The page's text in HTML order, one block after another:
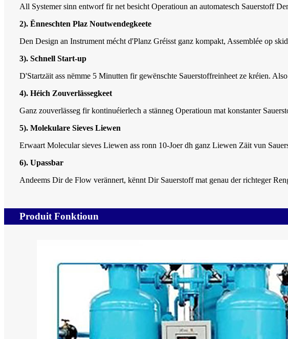
All Systemer sinn entworf fir net besicht Operatioun an automatesch Sauerstoff
2). Ënneschten Plaz Noutwendegkeete
Den Design an Instrument mécht d'Planz Gréisst ganz kompakt, Assemblée op
3). Schnell Start-up
D'Startzäit ass nëmme 5 Minutten fir gewënschte Sauerstoffreinheet ze kréien.
4). Héich Zouverlässegkeet
Ganz zouverlässeg fir kontinuéierlech a stänneg Operatioun mat konstanter
5). Molekulare Sieves Liewen
Erwaart Molecular sieves Liewen ass ronn 10-Joer dh ganz Liewen Zäit vun
6). Upassbar
Andeems Dir de Flow verännert, kënnt Dir Sauerstoff mat genau der richteger
Produit Fonktioun